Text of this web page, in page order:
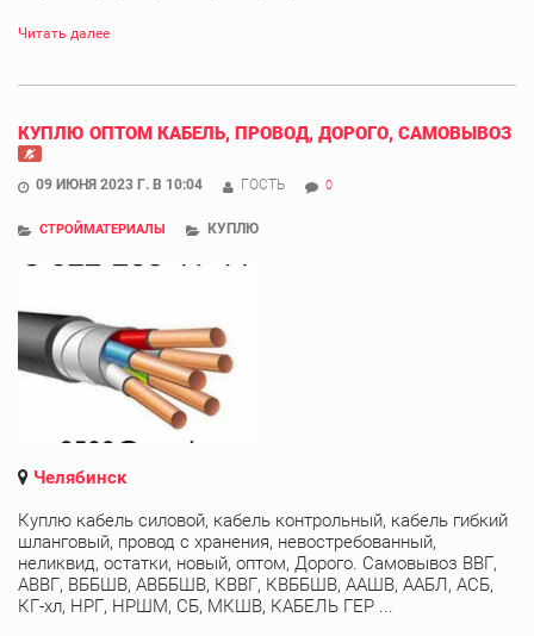
Читать далее
КУПЛЮ ОПТОМ КАБЕЛЬ, ПРОВОД, ДОРОГО, САМОВЫВОЗ
09 ИЮНЯ 2023 Г. В 10:04 ГОСТЬ 0
СТРОЙМАТЕРИАЛЫ КУПЛЮ
Челябинск
Куплю кабель силовой, кабель контрольный, кабель гибкий
шланговый, провод с хранения, невостребованный,
неликвид, остатки, новый, оптом, Дорого. Самовывоз ВВГ,
АВВГ, ВББШВ, АВББШВ, КВВГ, КВББШВ, ААШВ, ААБЛ, АСБ,
КГ-хл, НРГ, НРШМ, СБ, МКШВ, КАБЕЛЬ ГЕР ...